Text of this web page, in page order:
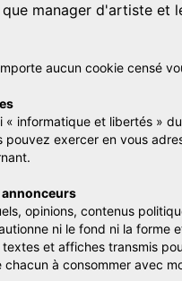
manager d'artiste et
aucun cookie censé
« informatique et libertés »
pouvez exercer en vous
opinions, contenus
ni le fond ni la
et affiches transmis
à consommer avec